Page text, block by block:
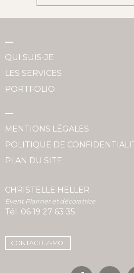
QUI SUIS-JE
LES SERVICES
PORTFOLIO
MENTIONS LÉGALES
POLITIQUE DE
PLAN DU SITE
CHRISTELLE HELLER
Event Planner et décoratrice
Tél. 06 19 27 63 35
CONTACTEZ-MOI